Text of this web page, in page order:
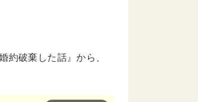
破棄した話』から、